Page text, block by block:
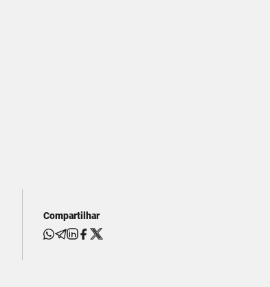
Compartilhar